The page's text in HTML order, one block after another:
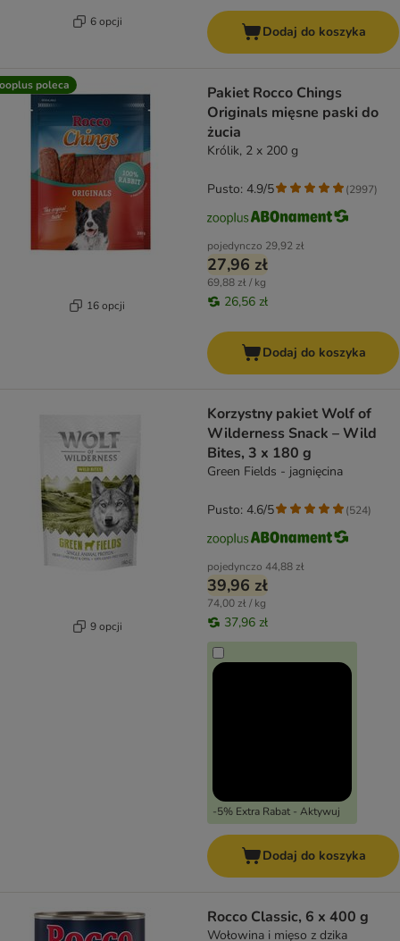
6 opcji
Dodaj do koszyka
poleca
16 opcji
Pakiet Rocco Chings
Originals mięsne paski do
żucia
Królik, 2 x 200 g
pojedynczo 29,92 zł
27,96 zł
69,88 zł / kg
26,56 zł
Pusto: 4.9/5 (2997)
Dodaj do koszyka
9 opcji
Korzystny pakiet Wolf of
Wilderness Snack – Wild
Bites, 3 x 180 g
Green Fields - jagnięcina
pojedynczo 44,88 zł
39,96 zł
74,00 zł / kg
37,96 zł
-5% Extra Rabat - Aktywuj
Pusto: 4.6/5 (524)
Dodaj do koszyka
Rocco Classic, 6 x 400 g
Wołowina i mięso z dzika